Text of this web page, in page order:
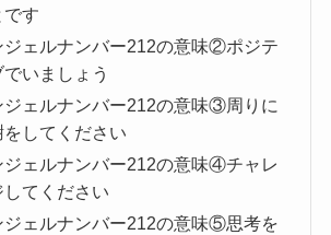
です
ジェルナンバー212の意味②ポジテ
でいましょう
ジェルナンバー212の意味③周りに
をしてください
ジェルナンバー212の意味④チャレ
してください
ジェルナンバー212の意味⑤思考を